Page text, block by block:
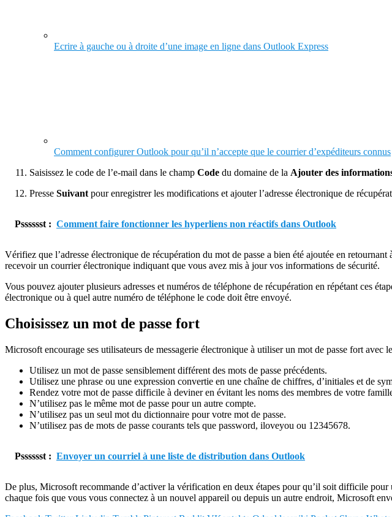
Ecrire à gauche ou à droite d’une image en ligne dans Outlook Express
Comment configurer Outlook pour qu’il n’accepte que le courrier d’expéditeurs connus
Saisissez le code de l’e-mail dans le champ Code du domaine de la Ajouter des
Presse Suivant pour enregistrer les modifications et ajouter l’adresse électronique de
Psssssst : Comment faire fonctionner les hyperliens non réactifs dans Outlook
Vérifiez que l’adresse électronique de récupération du mot de passe a bien été ajoutée en
recevoir un courrier électronique indiquant que vous avez mis à jour vos informations de sécurité.
Vous pouvez ajouter plusieurs adresses et numéros de téléphone de récupération en répétant ces
électronique ou à quel autre numéro de téléphone le code doit être envoyé.
Choisissez un mot de passe fort
Microsoft encourage ses utilisateurs de messagerie électronique à utiliser un mot de passe fort
Utilisez un mot de passe sensiblement différent des mots de passe précédents.
Utilisez une phrase ou une expression convertie en une chaîne de chiffres, d’initiales et de
Rendez votre mot de passe difficile à deviner en évitant les noms des membres de votre
N’utilisez pas le même mot de passe pour un autre compte.
N’utilisez pas un seul mot du dictionnaire pour votre mot de passe.
N’utilisez pas de mots de passe courants tels que password, iloveyou ou 12345678.
Psssssst : Envoyer un courriel à une liste de distribution dans Outlook
De plus, Microsoft recommande d’activer la vérification en deux étapes pour qu’il soit difficile
chaque fois que vous vous connectez à un nouvel appareil ou depuis un autre endroit, Microsoft